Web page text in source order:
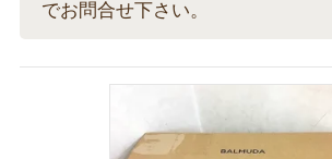
でお問合せ下さい。